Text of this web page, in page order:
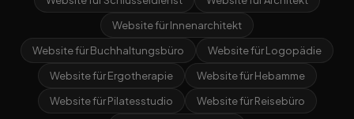
Website für Innenarchitekt
Website für Buchhaltungsbüro
Website für Logopädie
Website für Ergotherapie
Website für Hebamme
Website für Pilatesstudio
Website für Reisebüro